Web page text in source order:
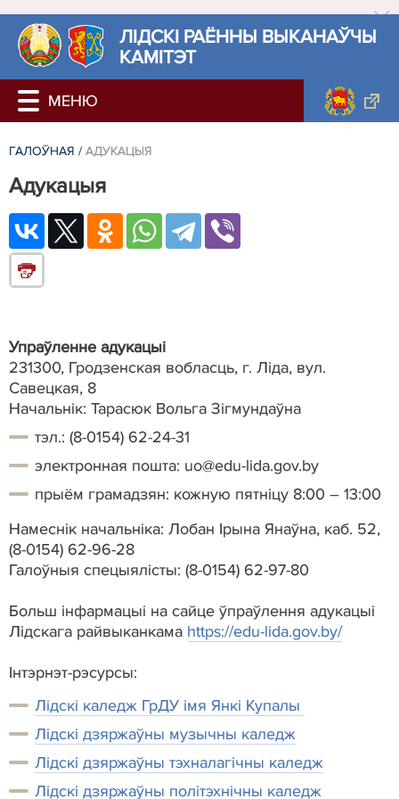
ЛIДСКI РАЁННЫ ВЫКАНАЎЧЫ
КАМІТЭТ
ГАЛОЎНАЯ / АДУКАЦЫЯ
Адукацыя
Упраўленне адукацыі
231300, Гродзенская вобласць, г. Ліда, вул.
Савецкая, 8
Начальнік: Тарасюк Вольга Зігмундаўна
тэл.: (8-0154) 62-24-31
электронная пошта: uo@edu-lida.gov.by
прыём грамадзян: кожную пятніцу 8:00 – 13:00
Намеснік начальніка: Лобан Ірына Янаўна, каб. 52,
(8-0154) 62-96-28
Галоўныя спецыялісты: (8-0154) 62-97-80
Больш інфармацыі на сайце ўпраўлення адукацыі
Лідскага райвыканкама https://edu-lida.gov.by/
Інтэрнэт-рэсурсы:
Лідскі каледж ГрДУ імя Янкі Купалы
Лідскі дзяржаўны музычны каледж
Лідскі дзяржаўны тэхналагічны каледж
Лідскі дзяржаўны політэхнічны каледж